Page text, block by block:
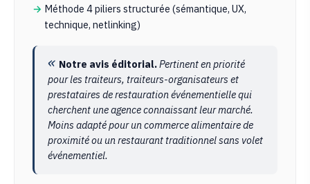
Méthode 4 piliers structurée (sémantique, UX,
technique, netlinking)
Notre avis éditorial.Pertinent en priorité
pour les traiteurs, traiteurs-organisateurs et
prestataires de restauration événementielle qui
cherchent une agence connaissant leur marché.
Moins adapté pour un commerce alimentaire de
proximité ou un restaurant traditionnel sans volet
événementiel.